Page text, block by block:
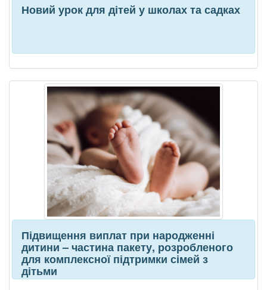
Новий урок для дітей у школах та садках
Підвищення виплат при народженні
дитини – частина пакету, розробленого
для комплексної підтримки сімей з
дітьми